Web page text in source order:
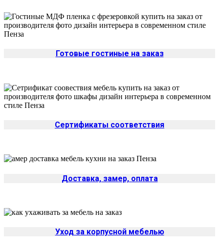
Готовые гостиные на заказ
Сертификаты соответствия
Доставка, замер, оплата
Уход за корпусной мебелью